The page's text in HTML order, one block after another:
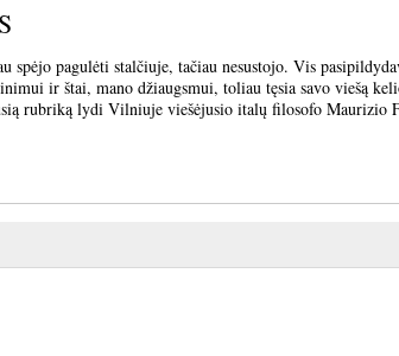
spėjo pagulėti stalčiuje, tačiau nesustojo. Vis
ir štai, mano džiaugsmui, toliau tęsia savo viešą
rubriką lydi Vilniuje viešėjusio italų filosofo Maurizio